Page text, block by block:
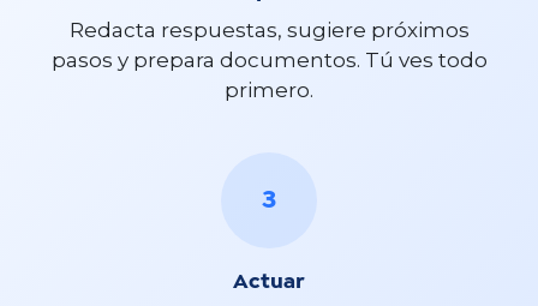
Redacta respuestas, sugiere próximos
pasos y prepara documentos. Tú ves todo
primero.
3
Actuar